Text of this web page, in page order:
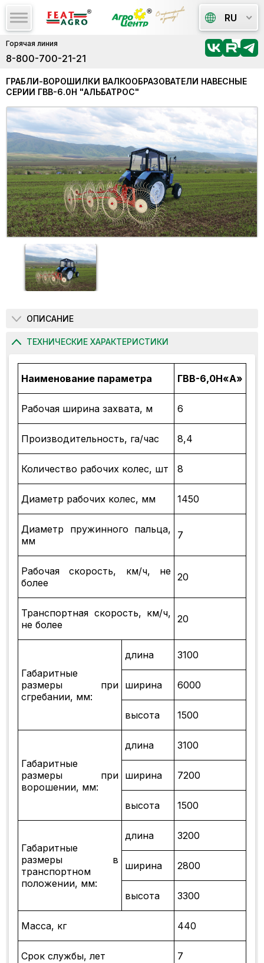
RU
Горячая линия
8-800-700-21-21
ГРАБЛИ-ВОРОШИЛКИ ВАЛКООБРАЗОВАТЕЛИ НАВЕСНЫЕ
СЕРИИ ГВВ-6.0Н "АЛЬБАТРОС"
ОПИСАНИЕ
ТЕХНИЧЕСКИЕ ХАРАКТЕРИСТИКИ
Наименование параметра ГВВ-6,0Н«А»
Рабочая ширина захвата, м 6
Производительность, га/час 8,4
Количество рабочих колес, шт 8
Диаметр рабочих колес, мм 1450
Диаметр пружинного пальца,
мм
7
Рабочая скорость, км/ч, не
более
20
Транспортная скорость, км/ч,
не более
20
Габаритные
размеры при
сгребании, мм:
длина 3100
ширина 6000
высота 1500
Габаритные
размеры при
ворошении, мм:
длина 3100
ширина 7200
высота 1500
Габаритные
размеры в
транспортном
положении, мм:
длина 3200
ширина 2800
высота 3300
Масса, кг 440
Срок службы, лет 7